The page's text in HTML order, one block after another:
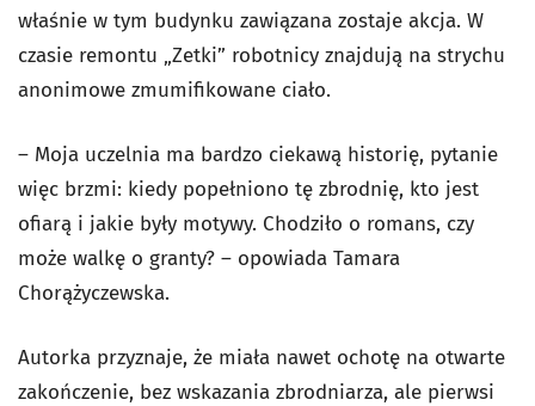
właśnie w tym budynku zawiązana zostaje akcja. W
czasie remontu „Zetki” robotnicy znajdują na strychu
anonimowe zmumifikowane ciało.
– Moja uczelnia ma bardzo ciekawą historię, pytanie
więc brzmi: kiedy popełniono tę zbrodnię, kto jest
ofiarą i jakie były motywy. Chodziło o romans, czy
może walkę o granty? – opowiada Tamara
Chorążyczewska.
Autorka przyznaje, że miała nawet ochotę na otwarte
zakończenie, bez wskazania zbrodniarza, ale pierwsi